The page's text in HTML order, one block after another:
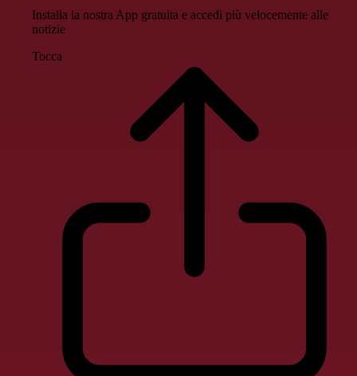
Installa la nostra App gratuita e accedi più velocemente alle
notizie
Tocca